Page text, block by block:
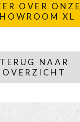
OVER ONZE
XL
TERUG NAAR
OVERZICHT